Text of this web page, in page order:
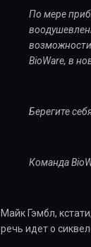
По мере
возможности
BioWare, в
Берегите
Команда
Майк Гэмбл,
речь идет о